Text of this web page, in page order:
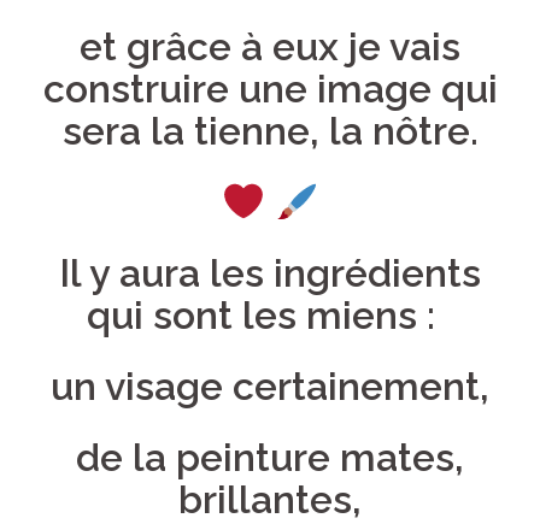
et grâce à eux je vais
construire une image qui
sera la tienne, la nôtre.
Il y aura les ingrédients
qui sont les miens :
un visage certainement,
de la peinture mates,
brillantes,